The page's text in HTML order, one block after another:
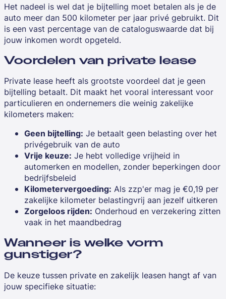
Het nadeel is wel dat je bijtelling moet betalen als je de
auto meer dan 500 kilometer per jaar privé gebruikt. Dit
is een vast percentage van de cataloguswaarde dat bij
jouw inkomen wordt opgeteld.
Voordelen van private lease
Private lease heeft als grootste voordeel dat je geen
bijtelling betaalt. Dit maakt het vooral interessant voor
particulieren en ondernemers die weinig zakelijke
kilometers maken:
Geen bijtelling: Je betaalt geen belasting over het
privégebruik van de auto
Vrije keuze: Je hebt volledige vrijheid in
automerken en modellen, zonder beperkingen door
bedrijfsbeleid
Kilometervergoeding: Als zzp'er mag je €0,19 per
zakelijke kilometer belastingvrij aan jezelf uitkeren
Zorgeloos rijden: Onderhoud en verzekering zitten
vaak in het maandbedrag
Wanneer is welke vorm
gunstiger?
De keuze tussen private en zakelijk leasen hangt af van
jouw specifieke situatie: